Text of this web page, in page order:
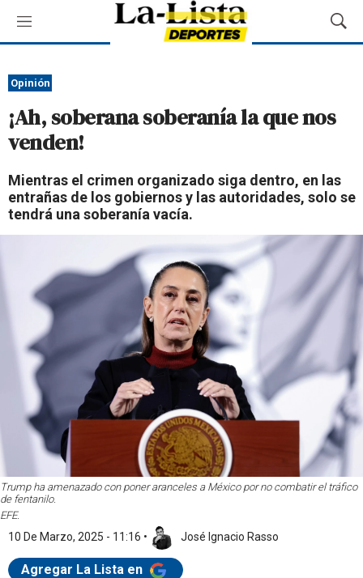
M
e
ú
M
o
s
q
e
d
a
Opinión
¡Ah, soberana soberanía la que nos
venden!
Mientras el crimen organizado siga dentro, en las
entrañas de los gobiernos y las autoridades, solo se
tendrá una soberanía vacía.
Trump ha amenazado con poner aranceles a México por no combatir el tráfico
de fentanilo.
EFE.
10 De Marzo, 2025 - 11:16 • José Ignacio Rasso
Agregar La Lista en